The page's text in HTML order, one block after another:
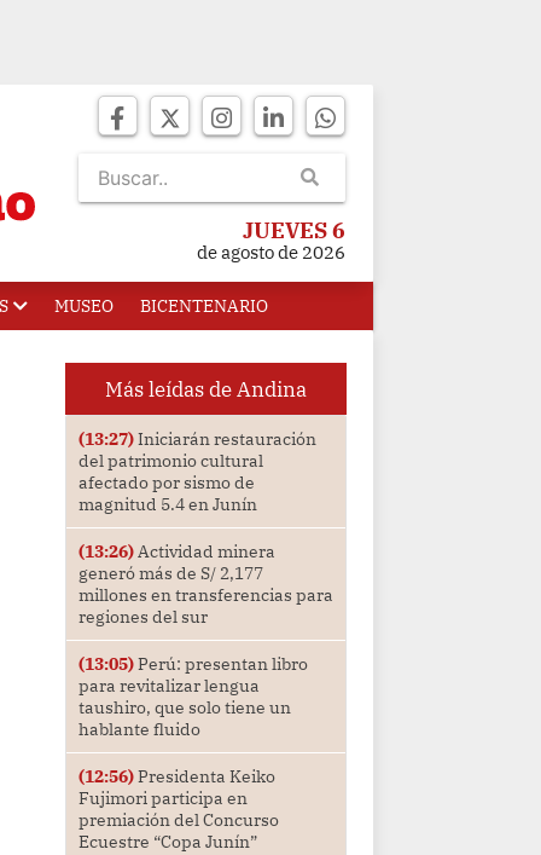
JUEVES 6
de agosto de 2026
MUSEO BICENTENARIO
Más leídas de Andina
(13:27)Iniciarán restauración
del patrimonio cultural
afectado por sismo de
magnitud 5.4 en Junín
(13:26)Actividad minera
generó más de S/ 2,177
millones en transferencias para
regiones del sur
(13:05)Perú: presentan libro
para revitalizar lengua
taushiro, que solo tiene un
hablante fluido
(12:56)Presidenta Keiko
Fujimori participa en
premiación del Concurso
Ecuestre “Copa Junín”